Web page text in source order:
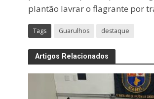
plantão lavrar o flagrante por
Tags Guarulhos destaque
Artigos Relacionados